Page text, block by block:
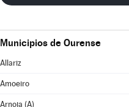
Municipios de Ourense
Allariz
Amoeiro
Arnoia (A)